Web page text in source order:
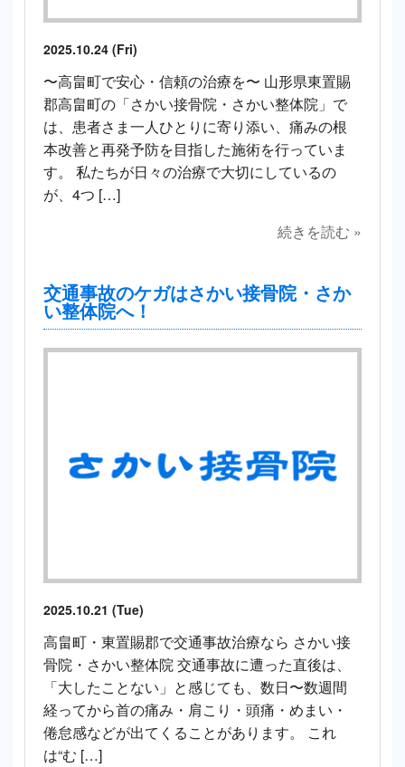
2025.10.24 (Fri)
〜高畠町で安心・信頼の治療を〜 山形県東置賜
郡高畠町の「さかい接骨院・さかい整体院」で
は、患者さま一人ひとりに寄り添い、痛みの根
本改善と再発予防を目指した施術を行っていま
す。 私たちが日々の治療で大切にしているの
が、4つ […]
続きを読む »
交通事故のケガはさかい接骨院・さか
い整体院へ！
2025.10.21 (Tue)
高畠町・東置賜郡で交通事故治療なら さかい接
骨院・さかい整体院 交通事故に遭った直後は、
「大したことない」と感じても、数日〜数週間
経ってから首の痛み・肩こり・頭痛・めまい・
倦怠感などが出てくることがあります。 これ
は“む […]